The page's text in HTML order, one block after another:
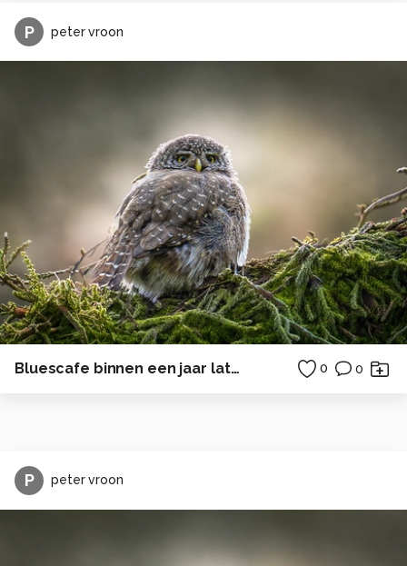
P peter vroon
Bluescafe binnen een jaar later 2005 0 0
P peter vroon